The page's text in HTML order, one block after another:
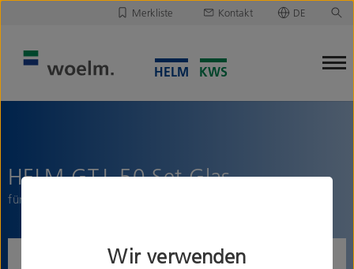
Wir verwenden
Merkliste Kontakt DE
HELM GT-L 50 Set Glas
für Flügel bis 50 kg, 8/10 mm ESG, mit Einzugsdämpfung